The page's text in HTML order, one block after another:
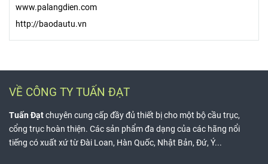
www.palangdien.com
http://baodautu.vn
VỀ CÔNG TY TUẤN ĐẠT
Tuấn Đạtchuyên cung cấp đầy đủ thiết bị cho một bộ cầu trục,
cổng trục hoàn thiện. Các sản phẩm đa dạng của các hãng nổi
tiếng có xuất xứ từ Đài Loan, Hàn Quốc, Nhật Bản, Đứ, Ý...